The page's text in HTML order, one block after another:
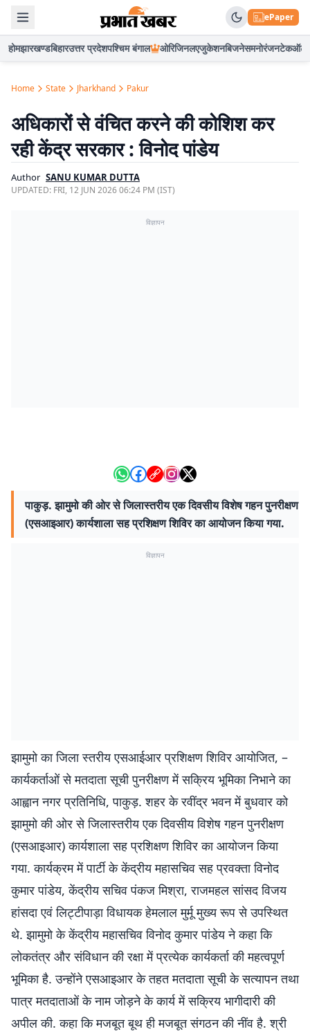
ePaper
होमझारखण्डबिहारउत्तर प्रदेशपश्चिम बंगाल ओरिजिनलएजुकेशनबिजनेसमनोरंजनटेकऑटो
Home State Jharkhand Pakur
अधिकारों से वंचित करने की कोशिश कर
रही केंद्र सरकार : विनोद पांडेय
Author SANU KUMAR DUTTA
UPDATED: FRI, 12 JUN 2026 06:24 PM (IST)
विज्ञापन
पाकुड़. झामुमो की ओर से जिलास्तरीय एक दिवसीय विशेष गहन पुनरीक्षण
(एसआइआर) कार्यशाला सह प्रशिक्षण शिविर का आयोजन किया गया.
विज्ञापन
झामुमो का जिला स्तरीय एसआईआर प्रशिक्षण शिविर आयोजित, –
कार्यकर्ताओं से मतदाता सूची पुनरीक्षण में सक्रिय भूमिका निभाने का
आह्वान नगर प्रतिनिधि, पाकुड़. शहर के रवींद्र भवन में बुधवार को
झामुमो की ओर से जिलास्तरीय एक दिवसीय विशेष गहन पुनरीक्षण
(एसआइआर) कार्यशाला सह प्रशिक्षण शिविर का आयोजन किया
गया. कार्यक्रम में पार्टी के केंद्रीय महासचिव सह प्रवक्ता विनोद
कुमार पांडेय, केंद्रीय सचिव पंकज मिश्रा, राजमहल सांसद विजय
हांसदा एवं लिट्टीपाड़ा विधायक हेमलाल मुर्मू मुख्य रूप से उपस्थित
थे. झामुमो के केंद्रीय महासचिव विनोद कुमार पांडेय ने कहा कि
लोकतंत्र और संविधान की रक्षा में प्रत्येक कार्यकर्ता की महत्वपूर्ण
भूमिका है. उन्होंने एसआइआर के तहत मतदाता सूची के सत्यापन तथा
पात्र मतदाताओं के नाम जोड़ने के कार्य में सक्रिय भागीदारी की
अपील की. कहा कि मजबूत बूथ ही मजबूत संगठन की नींव है. श्री